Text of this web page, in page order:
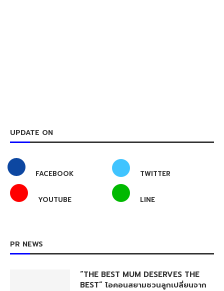
UPDATE ON
FACEBOOK TWITTER
YOUTUBE LINE
PR NEWS
“THE BEST MUM DESERVES THE
BEST” ไอคอนสยามชวนลูกเปลี่ยนจาก